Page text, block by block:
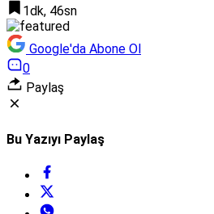
1dk, 46sn
Google'da Abone Ol
0
Paylaş
Bu Yazıyı Paylaş